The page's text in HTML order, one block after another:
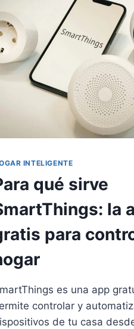
HOGAR
INTELIGENTE
DESDE
EL
MÓVIL
INTELIGENTE
qué sirve
la
para
es una app
controlar y
de tu casa